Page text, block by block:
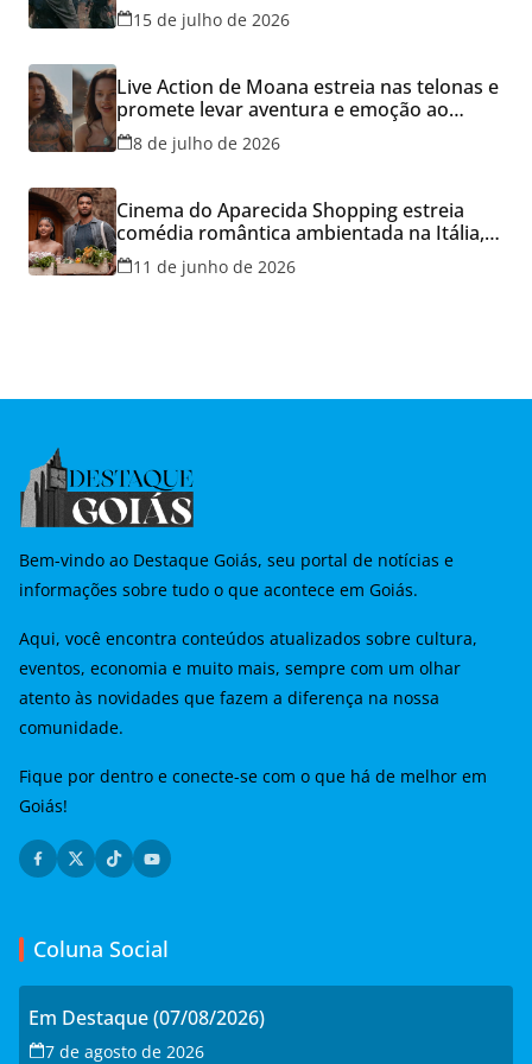
15 de julho de 2026
Live Action de Moana estreia nas telonas e
promete levar aventura e emoção ao
Cineflix do Aparecida Shopping
8 de julho de 2026
Cinema do Aparecida Shopping estreia
comédia romântica ambientada na Itália,
hoje e lança promoção para o Dia dos
Namorados
11 de junho de 2026
Bem-vindo ao Destaque Goiás, seu portal de notícias e
informações sobre tudo o que acontece em Goiás.
Aqui, você encontra conteúdos atualizados sobre cultura,
eventos, economia e muito mais, sempre com um olhar
atento às novidades que fazem a diferença na nossa
comunidade.
Fique por dentro e conecte-se com o que há de melhor em
Goiás!
Coluna Social
Em Destaque (07/08/2026)
7 de agosto de 2026